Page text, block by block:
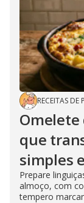
RECEITAS DE
que
simples
Prepare
almoço, com
tempero